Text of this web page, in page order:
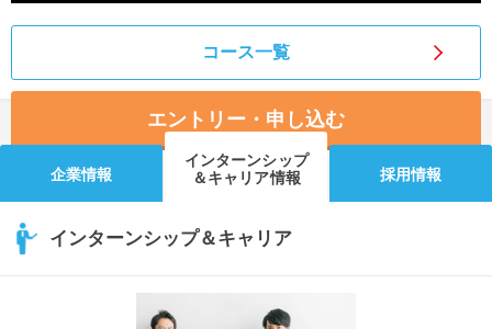
コース一覧
エントリー・申し込む
企業情報
インターンシップ
＆キャリア情報
採用情報
インターンシップ＆キャリア